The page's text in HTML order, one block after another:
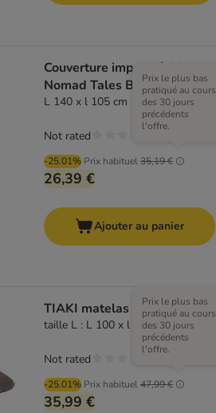
Couverture imperméable
Nomad Tales Blush taupe
L 140 x l 105 cm
-25.01% Prix habituel35,19 €
Prix le plus bas
pratiqué au cours
des 30 jours
précédents
l'offre.
26,39 €
Not rated
Ajouter au panier
TIAKI matelas Teddy, taupe
taille L : L 100 x l 70 x H 10 cm
-25.01% Prix habituel47,99 €
Prix le plus bas
pratiqué au cours
des 30 jours
précédents
l'offre.
35,99 €
Not rated